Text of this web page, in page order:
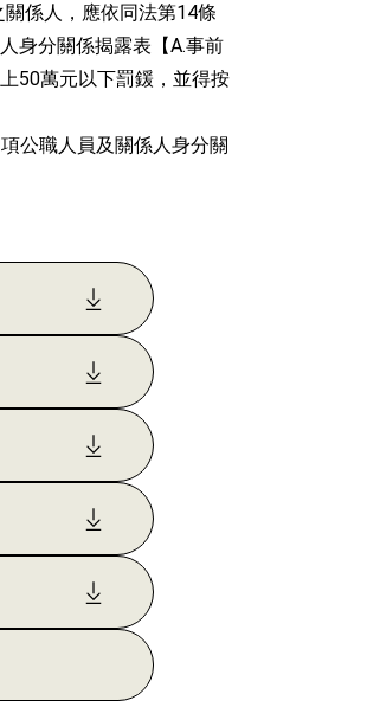
係人，應依同法第14條
身分關係揭露表【A.事前
50萬元以下罰鍰，並得按
公職人員及關係人身分關